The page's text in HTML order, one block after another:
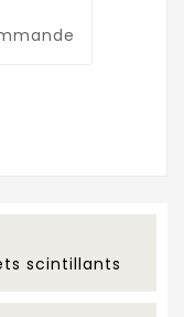
scintillants